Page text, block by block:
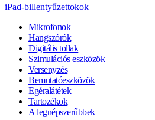
iPad-billentyűzettokok
Mikrofonok
Hangszórók
Digitális tollak
Szimulációs eszközök
Versenyzés
Bemutatóeszközök
Egéralátétek
Tartozékok
A legnépszerűbbek